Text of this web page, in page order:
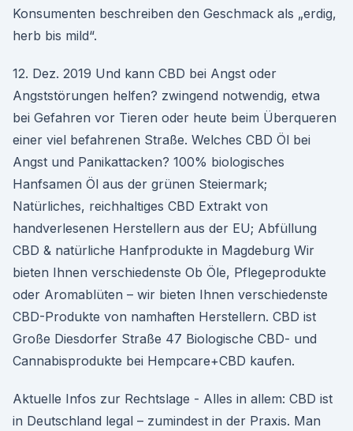
Konsumenten beschreiben den Geschmack als „erdig,
herb bis mild“.
12. Dez. 2019 Und kann CBD bei Angst oder
Angststörungen helfen? zwingend notwendig, etwa
bei Gefahren vor Tieren oder heute beim Überqueren
einer viel befahrenen Straße. Welches CBD Öl bei
Angst und Panikattacken? 100% biologisches
Hanfsamen Öl aus der grünen Steiermark;
Natürliches, reichhaltiges CBD Extrakt von
handverlesenen Herstellern aus der EU; Abfüllung
CBD & natürliche Hanfprodukte in Magdeburg Wir
bieten Ihnen verschiedenste Ob Öle, Pflegeprodukte
oder Aromablüten – wir bieten Ihnen verschiedenste
CBD-Produkte von namhaften Herstellern. CBD ist
Große Diesdorfer Straße 47 Biologische CBD- und
Cannabisprodukte bei Hempcare+CBD kaufen.
Aktuelle Infos zur Rechtslage - Alles in allem: CBD ist
in Deutschland legal – zumindest in der Praxis. Man